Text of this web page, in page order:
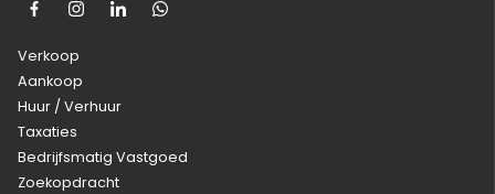
Verkoop
Aankoop
Huur / Verhuur
Taxaties
Bedrijfsmatig Vastgoed
Zoekopdracht